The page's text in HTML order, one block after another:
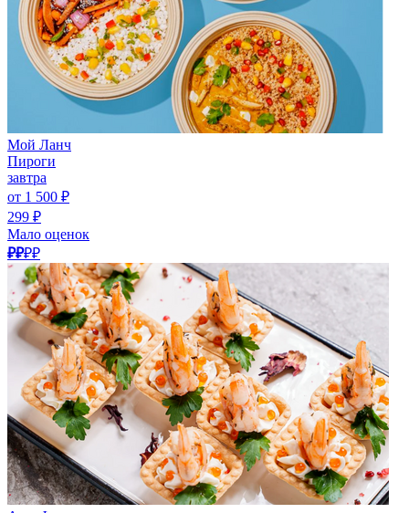
Мой Ланч
Пироги
завтра
от 1 500 ₽
299 ₽
Мало оценок
₽₽₽₽